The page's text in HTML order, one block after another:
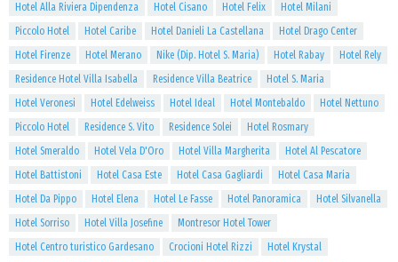
Hotel Alla Riviera Dipendenza
Hotel Cisano Hotel Felix
Hotel Milani
Piccolo Hotel
Hotel Caribe Hotel Danieli La Castellana
Hotel Drago Center
Hotel Firenze
Hotel Merano Nike (Dip. Hotel S. Maria) Hotel Rabay
Hotel Rely
Residence Hotel Villa Isabella
Residence Villa Beatrice
Hotel S. Maria
Hotel Veronesi
Hotel Edelweiss Hotel Ideal Hotel Montebaldo
Hotel Nettuno
Piccolo Hotel
Residence S. Vito Residence Solei
Hotel Rosmary
Hotel Smeraldo
Hotel Vela D'Oro Hotel Villa Margherita
Hotel Al Pescatore
Hotel Battistoni
Hotel Casa Este Hotel Casa Gagliardi
Hotel Casa Maria
Hotel Da Pippo
Hotel Elena Hotel Le Fasse Hotel Panoramica
Hotel Silvanella
Hotel Sorriso
Hotel Villa Josefine
Montresor Hotel Tower
Hotel Centro turistico Gardesano
Crocioni Hotel Rizzi
Hotel Krystal